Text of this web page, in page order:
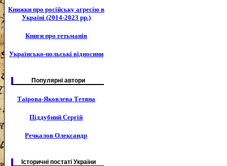
Книжки про російську агресію в
Україні (2014-2023 рр.)
Книги про гетьманів
Українсько-польські відносини
Популярні автори
Таїрова-Яковлева Тетяна
Піддубний Сергій
Речкалов Олександр
Історичні постаті України